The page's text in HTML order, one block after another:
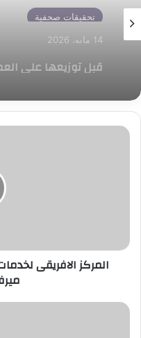
تحقيقات صحفية
14 مايو، 2026
حوادث
14 مايو، 2026
إصابة طفل إثر
المتراس غرب
المركز
السيد
المركز الافريقى
استقبال